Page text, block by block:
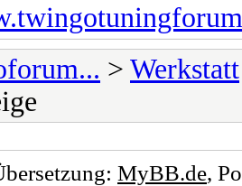
> Werkstatt
MyBB.de,